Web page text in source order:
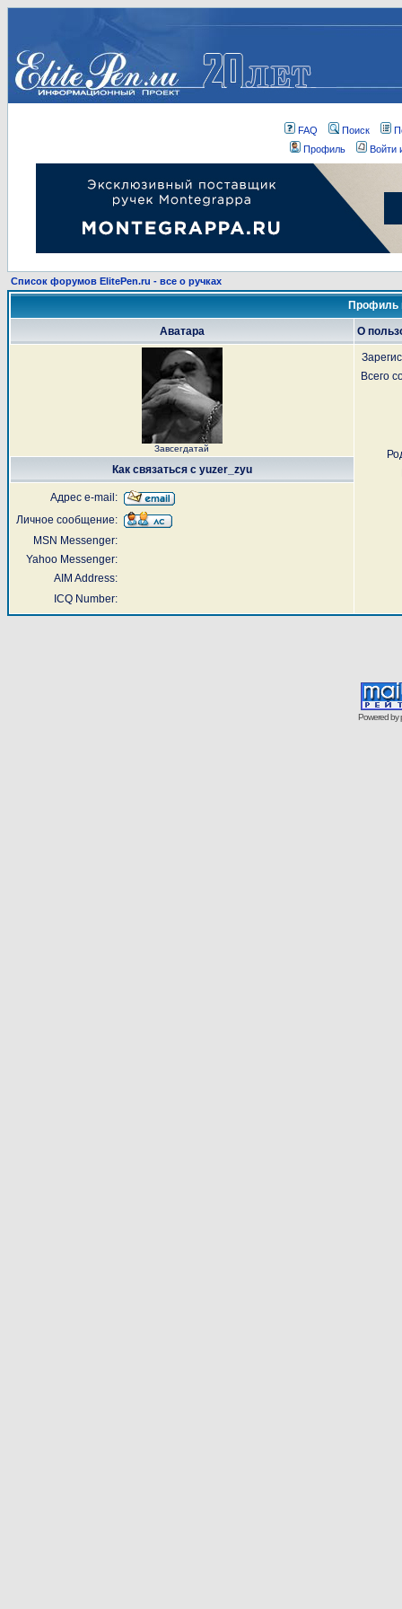
FAQ Поиск
Профиль
Войти
Список форумов ElitePen.ru - все о ручках
Профиль
Аватара О
Завсегдатай
Всего
Как связаться с yuzer_zyu
Адрес e-mail:
Личное сообщение:
MSN Messenger:
Yahoo Messenger:
AIM Address:
ICQ Number:
Powered by